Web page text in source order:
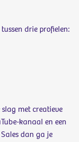
drie profielen:
met creatieve
kanaal en een
dan ga je